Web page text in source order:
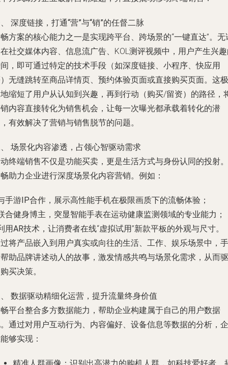
深度链接，打通“营”与“销”的任督二脉
方案的核心能力之一是实现跨平台、跨场景的“一键直达”。无
社交媒体内容、信息流广告、KOL测评视频中，用户产生兴
，即可通过特定的技术手段（如深度链接、小程序、快应用
无缝跳转至商品详情页、预约体验页面或直接购买页面。这极
缩短了用户从认知到兴趣，再到行动（购买/留资）的路径，
内容直接转化为销售机会，让每一次曝光都承载着转化的潜
有效解决了营销与销售脱节的问题。
场景化内容渗透，占领心智驱动需求
终端销售不仅是功能买卖，更是生活方式与身份认同的投射。
助力企业进行深度场景化内容营销。例如：
手游IP合作 ，展示高性能手机在极限画质下的流畅体验；
合健身博主 ，突显智能手表在运动健康监测领域的专业能力；
用AR技术 ，让消费者在线“虚拟试用”新款平板的外观与尺寸。
将产品嵌入到用户真实或向往的生活、工作、娱乐场景中，手
助品牌讲述动人的故事，激发情感共鸣与场景化需求，从而驱
买决策。
数据驱动精细化运营，提升流量终身价值
平台整合多方数据能力，帮助企业构建属于自己的用户数据
通过对用户互动行为、内容偏好、设备信息等数据的分析，企
够实现：